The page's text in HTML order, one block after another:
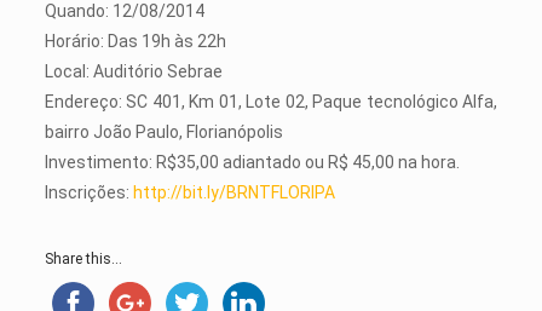
Quando: 12/08/2014
Horário: Das 19h às 22h
Local: Auditório Sebrae
Endereço: SC 401, Km 01, Lote 02, Paque tecnológico Alfa,
bairro João Paulo, Florianópolis
Investimento: R$35,00 adiantado ou R$ 45,00 na hora.
Inscrições: http://bit.ly/BRNTFLORIPA
Share this...